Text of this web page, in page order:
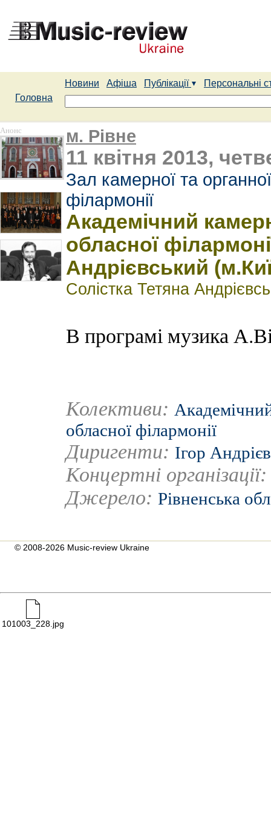
Новини Афіша Публікації
Персональні
Головна
Анонс м. Рівне
11 квітня 2013,
Зал камерної та
філармонії
Академічний
обласної
Андрієвський
Солістка Тетяна
В програмі музика
Колективи:
обласної філармонії
Диригенти: Ігор
Концертні
Джерело: Рівненська
© 2008-2026 Music-review Ukraine
101003_228.jpg